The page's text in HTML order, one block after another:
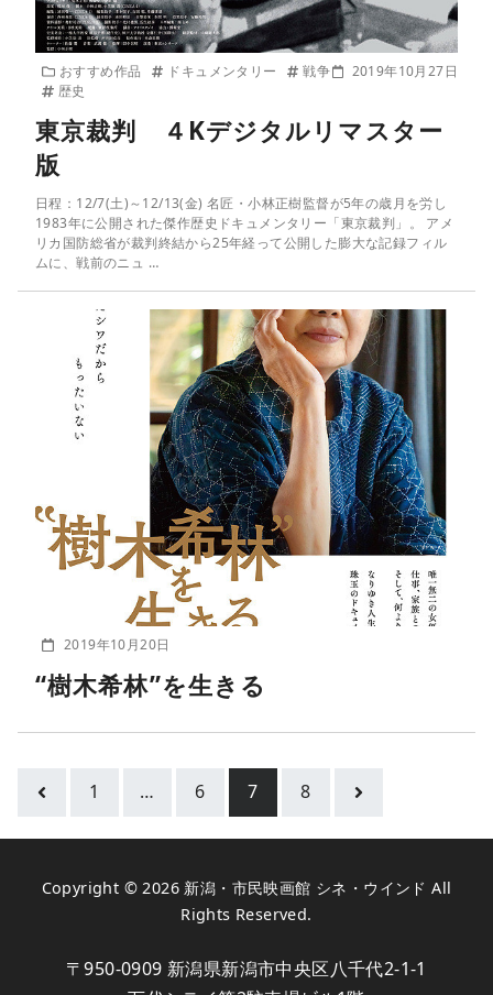
おすすめ作品 ドキュメンタリー
戦争
歴史
2019年10月27日
東京裁判 ４Kデジタルリマスター
版
日程：12/7(土)～12/13(金) 名匠・小林正樹監督が5年の歳月を労し
1983年に公開された傑作歴史ドキュメンタリー「東京裁判」。 アメ
リカ国防総省が裁判終結から25年経って公開した膨大な記録フィル
ムに、戦前のニュ …
2019年10月20日
“樹木希林”を生きる
1 … 6 7 8
Copyright © 2026 新潟・市民映画館 シネ・ウインド All
Rights Reserved.
〒950-0909 新潟県新潟市中央区八千代2-1-1